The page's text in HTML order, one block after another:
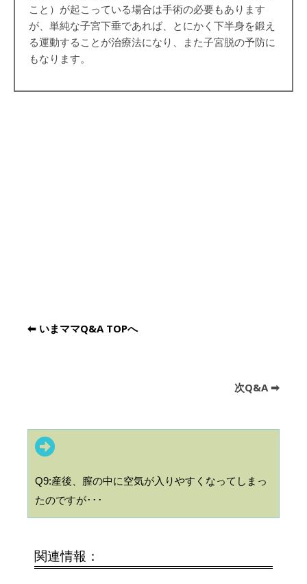
こと）が起こっている場合は手術の必要もあります
が、単純な子宮下垂であれば、とにかく下半身を鍛え
る運動することが治療法になり、また子宮脱の予防に
もなります。
⬅︎ いまママQ&A TOPへ
次Q&A ➡︎
Q9:産後、膣の中に空気が入りやすくなってしまっ
たのですが･･･
関連情報：